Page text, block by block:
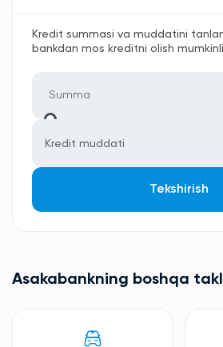
Kredit summasi va muddatini
bankdan mos kreditni olish
Kredit muddati
Tekshirish
Asakabankning boshqa